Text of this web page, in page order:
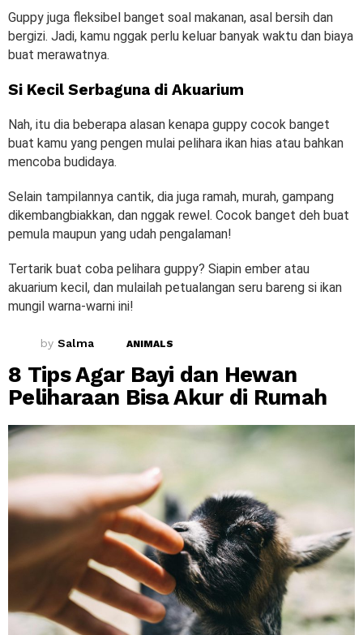
Guppy juga fleksibel banget soal makanan, asal bersih dan
bergizi. Jadi, kamu nggak perlu keluar banyak waktu dan biaya
buat merawatnya.
Si Kecil Serbaguna di Akuarium
Nah, itu dia beberapa alasan kenapa guppy cocok banget
buat kamu yang pengen mulai pelihara ikan hias atau bahkan
mencoba budidaya.
Selain tampilannya cantik, dia juga ramah, murah, gampang
dikembangbiakkan, dan nggak rewel. Cocok banget deh buat
pemula maupun yang udah pengalaman!
Tertarik buat coba pelihara guppy? Siapin ember atau
akuarium kecil, dan mulailah petualangan seru bareng si ikan
mungil warna-warni ini!
by Salma ANIMALS
8 Tips Agar Bayi dan Hewan
Peliharaan Bisa Akur di Rumah